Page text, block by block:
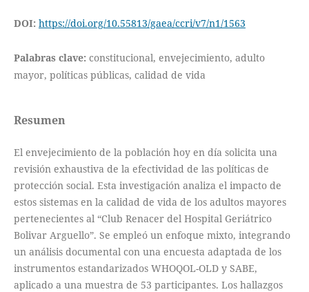
DOI: https://doi.org/10.55813/gaea/ccri/v7/n1/1563
Palabras clave: constitucional, envejecimiento, adulto
mayor, políticas públicas, calidad de vida
Resumen
El envejecimiento de la población hoy en día solicita una
revisión exhaustiva de la efectividad de las políticas de
protección social. Esta investigación analiza el impacto de
estos sistemas en la calidad de vida de los adultos mayores
pertenecientes al “Club Renacer del Hospital Geriátrico
Bolivar Arguello”. Se empleó un enfoque mixto, integrando
un análisis documental con una encuesta adaptada de los
instrumentos estandarizados WHOQOL-OLD y SABE,
aplicado a una muestra de 53 participantes. Los hallazgos